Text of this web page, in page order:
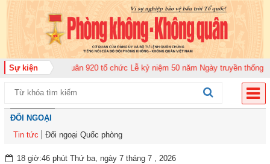
Sự kiện
Không quân 920 tổ chức Lễ kỷ niệm 50 năm Ngày truyền thống (12-11-
ĐỐI NGOẠI
Tin tức
Đối ngoại Quốc phòng
18 giờ:46 phút Thứ ba, ngày 7 tháng 7 , 2026